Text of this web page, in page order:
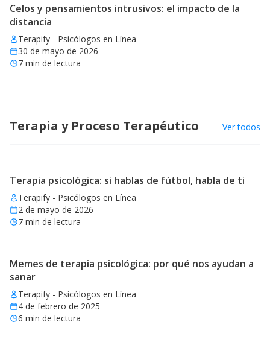
Celos y pensamientos intrusivos: el impacto de la
distancia
Terapify - Psicólogos en Línea
30 de mayo de 2026
7 min de lectura
Terapia y Proceso Terapéutico Ver todos
Terapia psicológica: si hablas de fútbol, habla de ti
Terapify - Psicólogos en Línea
2 de mayo de 2026
7 min de lectura
Memes de terapia psicológica: por qué nos ayudan a
sanar
Terapify - Psicólogos en Línea
4 de febrero de 2025
6 min de lectura